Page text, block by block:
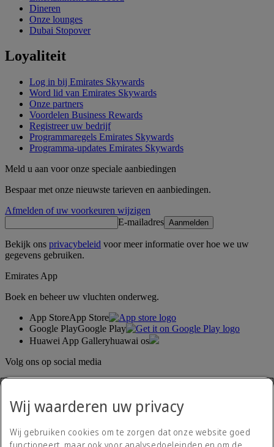
Dineren
Onze lounges
Dubai Stopover
Loyaliteit
Log in bij Emirates Skywards
Word lid van Emirates Skywards
Onze partners
Voordelen Business Rewards
Registreer uw bedrijf
Programmaregels Emirates Skywards
Programma-updates Emirates Skywards
Meld u aan voor onze speciale aanbiedingen
Bespaar met onze nieuwste tarieven en aanbiedingen.
Afmelden of uw voorkeuren wijzigen
E-mailadres Aanmelden
Bekijk ons privacybeleid voor meer informatie over hoe we uw
gegevens gebruiken.
Emirates App
Boek en beheer uw vluchten onderweg.
App StoreApp Store
Google PlayGoogle Play
Huawei App Galleryhuawai os
Volg ons op social media
Wij waarderen uw privacy
Wij gebruiken cookies om te zorgen dat onze website goed